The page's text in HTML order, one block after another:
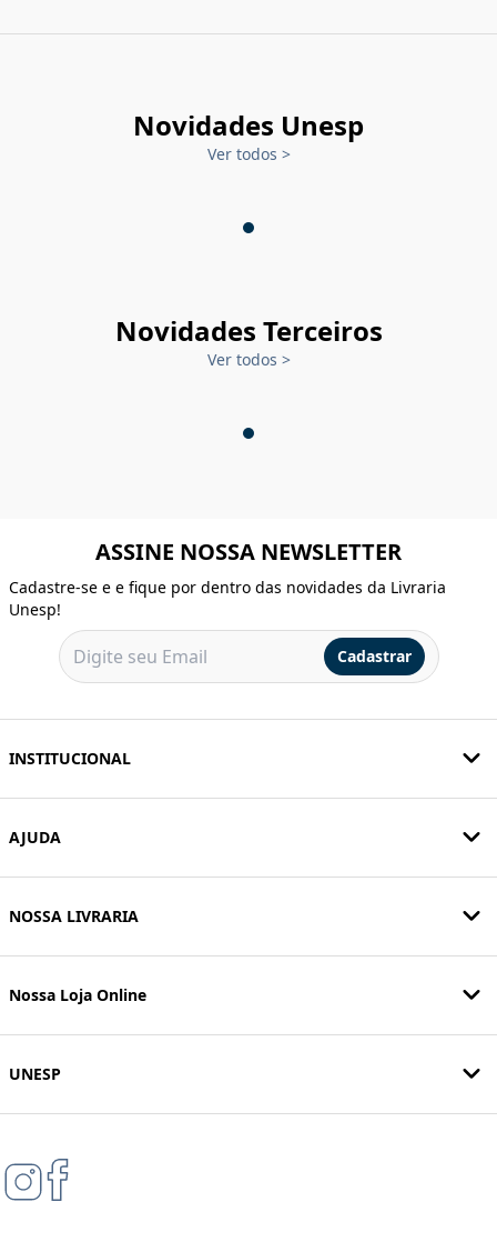
Novidades Unesp
Ver todos >
Novidades Terceiros
Ver todos >
ASSINE NOSSA NEWSLETTER
Cadastre-se e e fique por dentro das novidades da Livraria
Unesp!
Cadastrar
INSTITUCIONAL
AJUDA
NOSSA LIVRARIA
Nossa Loja Online
UNESP